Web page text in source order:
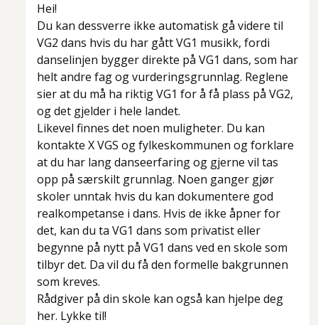
Hei!
Du kan dessverre ikke automatisk gå videre til
VG2 dans hvis du har gått VG1 musikk, fordi
danselinjen bygger direkte på VG1 dans, som har
helt andre fag og vurderingsgrunnlag. Reglene
sier at du må ha riktig VG1 for å få plass på VG2,
og det gjelder i hele landet.
Likevel finnes det noen muligheter. Du kan
kontakte X VGS og fylkeskommunen og forklare
at du har lang danseerfaring og gjerne vil tas
opp på særskilt grunnlag. Noen ganger gjør
skoler unntak hvis du kan dokumentere god
realkompetanse i dans. Hvis de ikke åpner for
det, kan du ta VG1 dans som privatist eller
begynne på nytt på VG1 dans ved en skole som
tilbyr det. Da vil du få den formelle bakgrunnen
som kreves.
Rådgiver på din skole kan også kan hjelpe deg
her. Lykke til!